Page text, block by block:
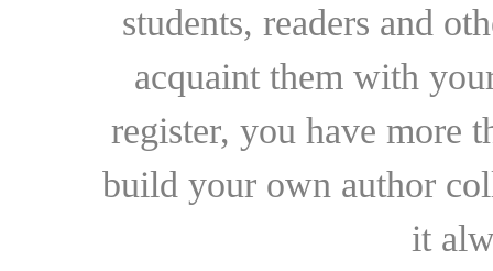
students, readers and
acquaint them with
register, you have more
build your own author
it